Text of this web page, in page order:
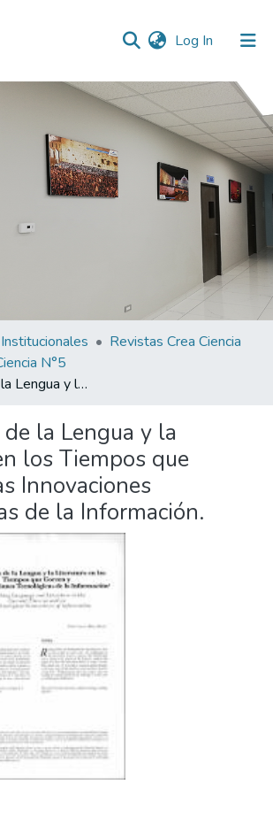
Log In (current)
Revistas Crea Ciencia
N°5
Enseñanza de la Lengua y la Literatura en los Tiempos que Corren y Las Innovaciones Tecnológicas de la Información.
la Lengua y la
los Tiempos que
Innovaciones
de la Información.